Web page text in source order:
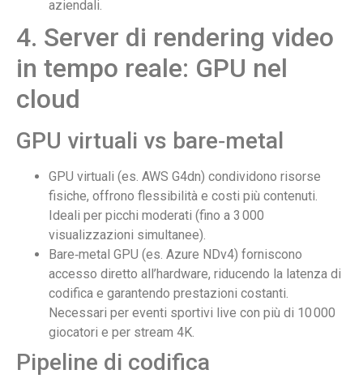
aziendali.
4. Server di rendering video
in tempo reale: GPU nel
cloud
GPU virtuali vs bare‑metal
GPU virtuali (es. AWS G4dn) condividono risorse
fisiche, offrono flessibilità e costi più contenuti.
Ideali per picchi moderati (fino a 3 000
visualizzazioni simultanee).
Bare‑metal GPU (es. Azure NDv4) forniscono
accesso diretto all’hardware, riducendo la latenza di
codifica e garantendo prestazioni costanti.
Necessari per eventi sportivi live con più di 10 000
giocatori e per stream 4K.
Pipeline di codifica